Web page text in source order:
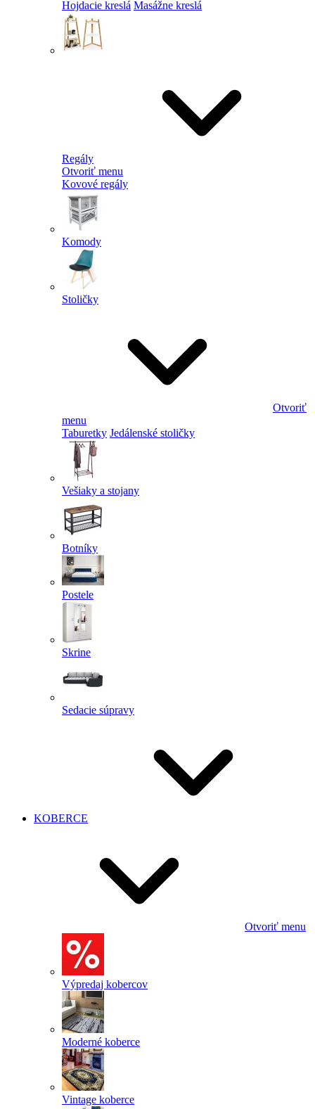
Hojdacie kreslá Masážne kreslá
Regály
Otvoriť menu
Kovové regály
Komody
Stoličky
Otvoriť
menu
Taburetky Jedálenské stoličky
Vešiaky a stojany
Botníky
Postele
Skrine
Sedacie súpravy
KOBERCE
Otvoriť menu
Výpredaj kobercov
Moderné koberce
Vintage koberce